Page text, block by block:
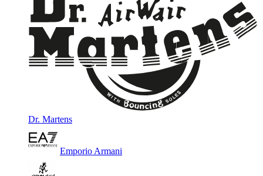
Dr. Martens
Emporio Armani